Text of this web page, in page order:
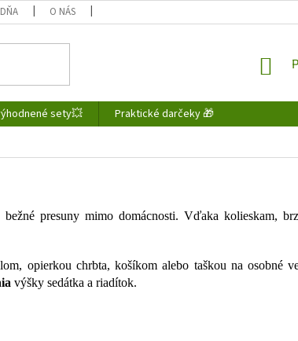
O NÁS
sety💥
Praktické darčeky 🎁
presuny mimo domácnosti. Vďaka kolieskam,
opierkou chrbta, košíkom alebo taškou na osobné
výšky sedátka a riadítok.